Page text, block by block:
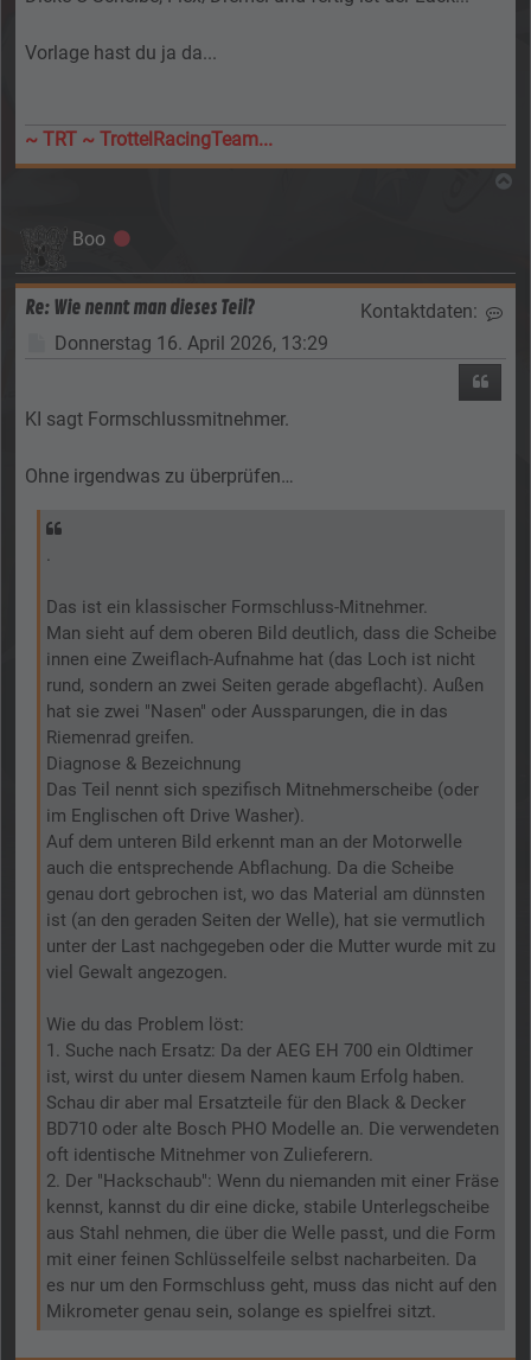
Vorlage hast du ja da...
~ TRT ~ TrottelRacingTeam...
Boo Offline
Re: Wie nennt man dieses Teil? Kontaktdaten:
Beitrag
Donnerstag 16. April 2026, 13:29
KI sagt Formschlussmitnehmer.
Ohne irgendwas zu überprüfen…
Das ist ein klassischer Formschluss-Mitnehmer.
Man sieht auf dem oberen Bild deutlich, dass die Scheibe
innen eine Zweiflach-Aufnahme hat (das Loch ist nicht
rund, sondern an zwei Seiten gerade abgeflacht). Außen
hat sie zwei "Nasen" oder Aussparungen, die in das
Riemenrad greifen.
Diagnose & Bezeichnung
Das Teil nennt sich spezifisch Mitnehmerscheibe (oder
im Englischen oft Drive Washer).
Auf dem unteren Bild erkennt man an der Motorwelle
auch die entsprechende Abflachung. Da die Scheibe
genau dort gebrochen ist, wo das Material am dünnsten
ist (an den geraden Seiten der Welle), hat sie vermutlich
unter der Last nachgegeben oder die Mutter wurde mit zu
viel Gewalt angezogen.
Wie du das Problem löst:
1. Suche nach Ersatz: Da der AEG EH 700 ein Oldtimer
ist, wirst du unter diesem Namen kaum Erfolg haben.
Schau dir aber mal Ersatzteile für den Black & Decker
BD710 oder alte Bosch PHO Modelle an. Die verwendeten
oft identische Mitnehmer von Zulieferern.
2. Der "Hackschaub": Wenn du niemanden mit einer Fräse
kennst, kannst du dir eine dicke, stabile Unterlegscheibe
aus Stahl nehmen, die über die Welle passt, und die Form
mit einer feinen Schlüsselfeile selbst nacharbeiten. Da
es nur um den Formschluss geht, muss das nicht auf den
Mikrometer genau sein, solange es spielfrei sitzt.